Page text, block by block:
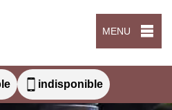
MENU
indisponible